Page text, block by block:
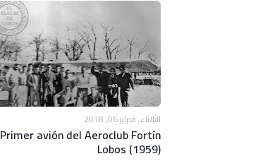
الثلاثاء, فبراير 06, 2018
Primer avión del Aeroclub Fortín
Lobos (1959)